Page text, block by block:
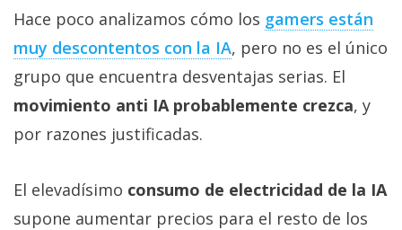
Hace poco analizamos cómo los gamers están
muy descontentos con la IA‎, pero no es el único
grupo que encuentra desventajas serias. El
movimiento anti IA probablemente crezca, y
por razones justificadas.
El elevadísimo consumo de electricidad de la IA
supone aumentar precios para el resto de los